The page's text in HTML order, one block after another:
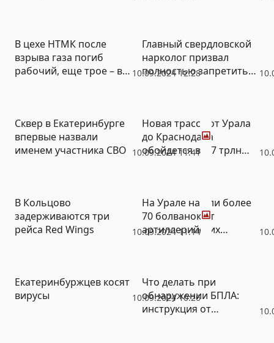
10.09.2024 12:28
В цехе НТМК после
взрыва газа погиб
рабочий, еще трое – в
Главный свердловской
нарколог призвал
полностью запретить
10.09.2024 11:41
Сквер в Екатеринбурге
впервые назвали
именем участника СВО
Фото
Новая трасса от Урала
до Краснодара
обойдется в 1,7 трлн
10.09.2024 11:14
В Кольцово
задерживаются три
рейса Red Wings
Фото
На Урале нашли более
70 болванок от
артиллерийских
10.09.2024 10:26
Екатеринбуржцев косят
вирусы
Что делать при
обнаружении БПЛА:
инструкция от